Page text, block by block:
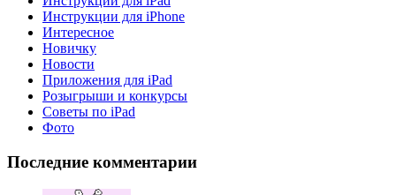
Инструкции для iPhone
Интересное
Новичку
Новости
Приложения для iPad
Розыгрыши и конкурсы
Советы по iPad
Фото
Последние комментарии